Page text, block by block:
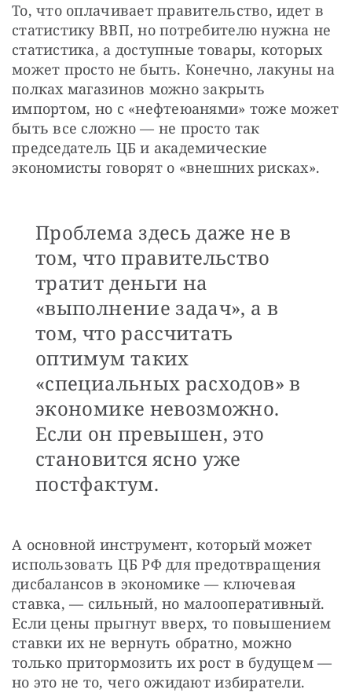
То, что оплачивает правительство, идет в
статистику ВВП, но потребителю нужна не
статистика, а доступные товары, которых
может просто не быть. Конечно, лакуны на
полках магазинов можно закрыть
импортом, но с «нефтеюанями» тоже может
быть все сложно — не просто так
председатель ЦБ и академические
экономисты говорят о «внешних рисках».
Проблема здесь даже не в
том, что правительство
тратит деньги на
«выполнение задач», а в
том, что рассчитать
оптимум таких
«специальных расходов» в
экономике невозможно.
Если он превышен, это
становится ясно уже
постфактум.
А основной инструмент, который может
использовать ЦБ РФ для предотвращения
дисбалансов в экономике — ключевая
ставка, — сильный, но малооперативный.
Если цены прыгнут вверх, то повышением
ставки их не вернуть обратно, можно
только притормозить их рост в будущем —
но это не то, чего ожидают избиратели.